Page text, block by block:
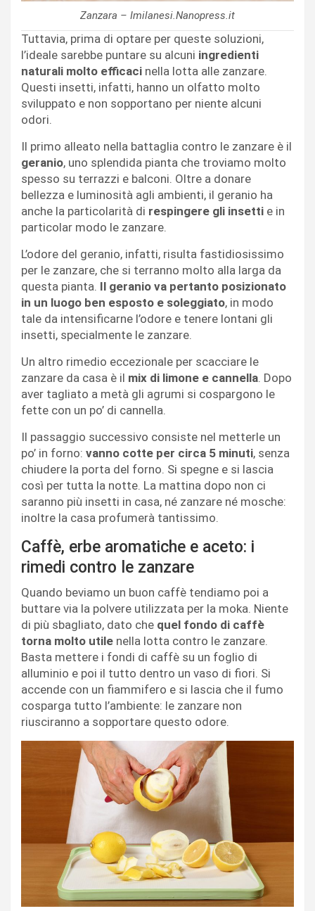
Zanzara – Imilanesi.Nanopress.it
Tuttavia, prima di optare per queste soluzioni,
l’ideale sarebbe puntare su alcuni ingredienti
naturali molto efficaci nella lotta alle zanzare.
Questi insetti, infatti, hanno un olfatto molto
sviluppato e non sopportano per niente alcuni
odori.
Il primo alleato nella battaglia contro le zanzare è il
geranio, uno splendida pianta che troviamo molto
spesso su terrazzi e balconi. Oltre a donare
bellezza e luminosità agli ambienti, il geranio ha
anche la particolarità di respingere gli insetti e in
particolar modo le zanzare.
L’odore del geranio, infatti, risulta fastidiosissimo
per le zanzare, che si terranno molto alla larga da
questa pianta. Il geranio va pertanto posizionato
in un luogo ben esposto e soleggiato, in modo
tale da intensificarne l’odore e tenere lontani gli
insetti, specialmente le zanzare.
Un altro rimedio eccezionale per scacciare le
zanzare da casa è il mix di limone e cannella. Dopo
aver tagliato a metà gli agrumi si cospargono le
fette con un po’ di cannella.
Il passaggio successivo consiste nel metterle un
po’ in forno: vanno cotte per circa 5 minuti, senza
chiudere la porta del forno. Si spegne e si lascia
così per tutta la notte. La mattina dopo non ci
saranno più insetti in casa, né zanzare né mosche:
inoltre la casa profumerà tantissimo.
Caffè, erbe aromatiche e aceto: i
rimedi contro le zanzare
Quando beviamo un buon caffè tendiamo poi a
buttare via la polvere utilizzata per la moka. Niente
di più sbagliato, dato che quel fondo di caffè
torna molto utile nella lotta contro le zanzare.
Basta mettere i fondi di caffè su un foglio di
alluminio e poi il tutto dentro un vaso di fiori. Si
accende con un fiammifero e si lascia che il fumo
cosparga tutto l’ambiente: le zanzare non
riusciranno a sopportare questo odore.